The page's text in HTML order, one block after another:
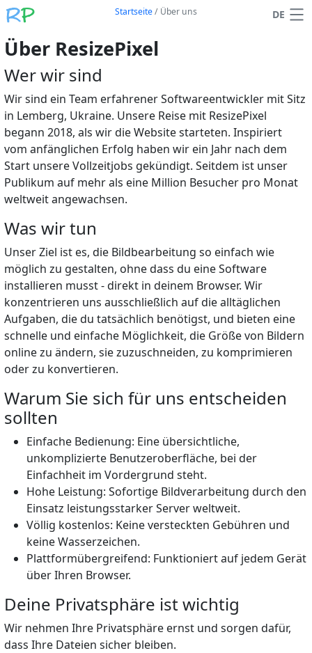
Startseite/ Über uns DE
Über ResizePixel
Wer wir sind
Wir sind ein Team erfahrener Softwareentwickler mit Sitz
in Lemberg, Ukraine. Unsere Reise mit ResizePixel
begann 2018, als wir die Website starteten. Inspiriert
vom anfänglichen Erfolg haben wir ein Jahr nach dem
Start unsere Vollzeitjobs gekündigt. Seitdem ist unser
Publikum auf mehr als eine Million Besucher pro Monat
weltweit angewachsen.
Was wir tun
Unser Ziel ist es, die Bildbearbeitung so einfach wie
möglich zu gestalten, ohne dass du eine Software
installieren musst - direkt in deinem Browser. Wir
konzentrieren uns ausschließlich auf die alltäglichen
Aufgaben, die du tatsächlich benötigst, und bieten eine
schnelle und einfache Möglichkeit, die Größe von Bildern
online zu ändern, sie zuzuschneiden, zu komprimieren
oder zu konvertieren.
Warum Sie sich für uns entscheiden
sollten
Einfache Bedienung: Eine übersichtliche,
unkomplizierte Benutzeroberfläche, bei der
Einfachheit im Vordergrund steht.
Hohe Leistung: Sofortige Bildverarbeitung durch den
Einsatz leistungsstarker Server weltweit.
Völlig kostenlos: Keine versteckten Gebühren und
keine Wasserzeichen.
Plattformübergreifend: Funktioniert auf jedem Gerät
über Ihren Browser.
Deine Privatsphäre ist wichtig
Wir nehmen Ihre Privatsphäre ernst und sorgen dafür,
dass Ihre Dateien sicher bleiben.